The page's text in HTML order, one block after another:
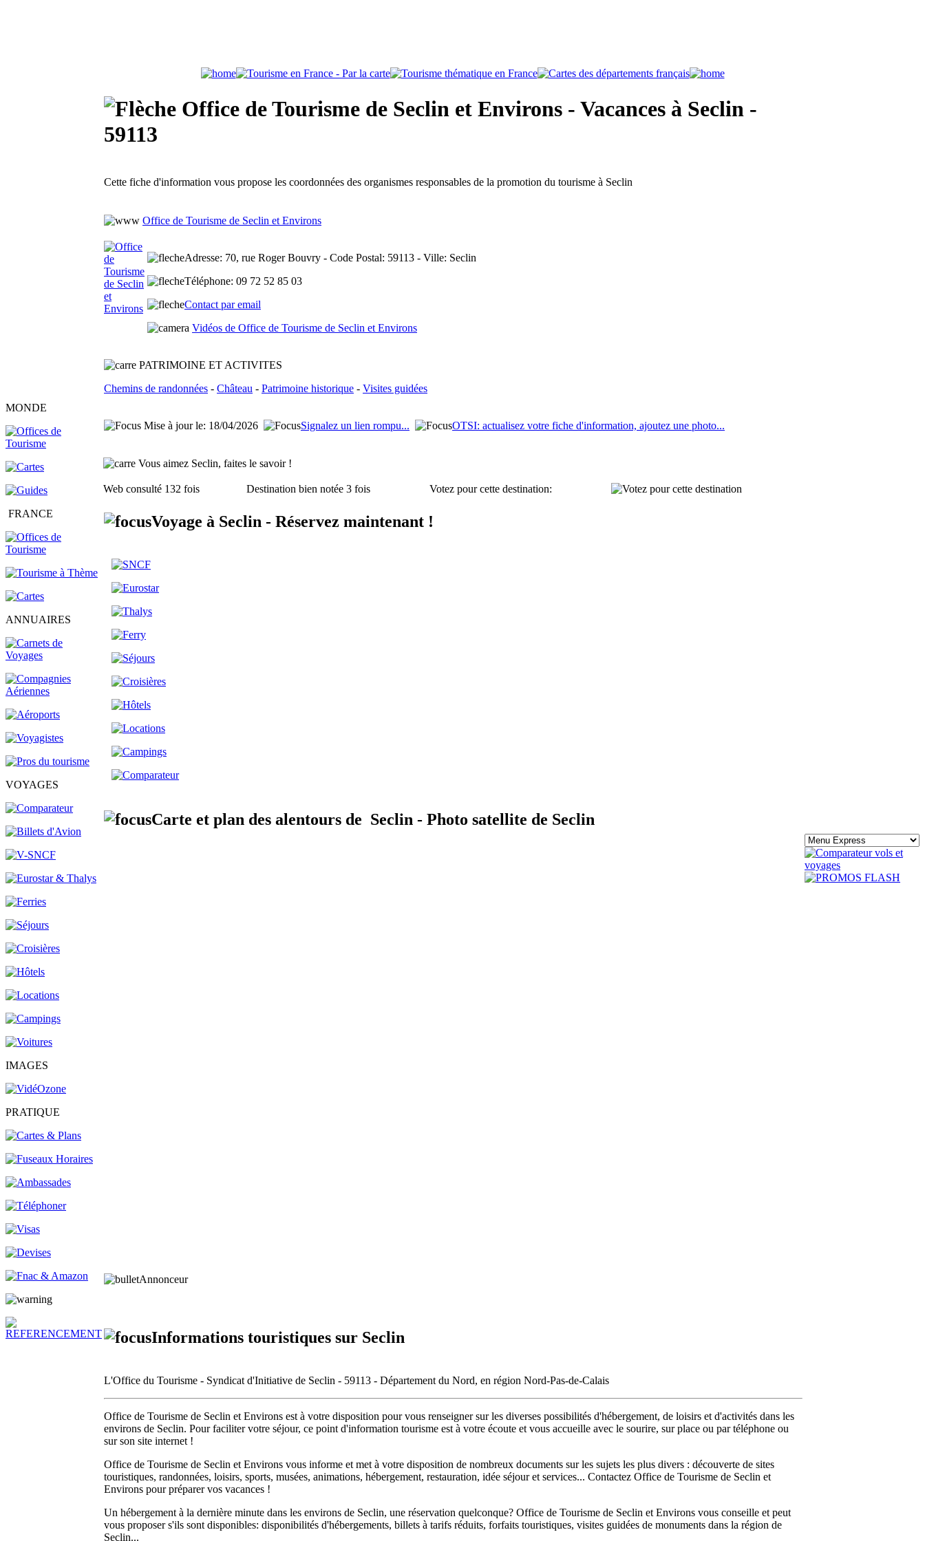
MONDE
FRANCE
ANNUAIRES
VOYAGES
IMAGES
PRATIQUE
Office de Tourisme de Seclin et Environs - Vacances à Seclin -
59113
Cette fiche d'information vous propose les coordonnées des organismes responsables de la promotion du tourisme à Seclin
Office de Tourisme de Seclin et Environs
Adresse: 70, rue Roger Bouvry - Code Postal: 59113 - Ville: Seclin
Téléphone: 09 72 52 85 03
Contact par email
Vidéos de Office de Tourisme de Seclin et Environs
PATRIMOINE ET ACTIVITES
Chemins de randonnées - Château - Patrimoine historique - Visites guidées
Mise à jour le: 18/04/2026 Signalez un lien rompu... OTSI: actualisez votre fiche d'information, ajoutez une photo...
Vous aimez Seclin, faites le savoir !
Web consulté 132 fois Destination bien notée 3 fois Votez pour cette destination:
Voyage à Seclin - Réservez maintenant !
Carte et plan des alentours de Seclin - Photo satellite de Seclin
Annonceur
Informations touristiques sur Seclin
L'Office du Tourisme - Syndicat d'Initiative de Seclin - 59113 - Département du Nord, en région Nord-Pas-de-Calais
Office de Tourisme de Seclin et Environs est à votre disposition pour vous renseigner sur les diverses possibilités d'hébergement, de loisirs et d'activités dans les
environs de Seclin. Pour faciliter votre séjour, ce point d'information tourisme est à votre écoute et vous accueille avec le sourire, sur place ou par téléphone ou
sur son site internet !
Office de Tourisme de Seclin et Environs vous informe et met à votre disposition de nombreux documents sur les sujets les plus divers : découverte de sites
touristiques, randonnées, loisirs, sports, musées, animations, hébergement, restauration, idée séjour et services... Contactez Office de Tourisme de Seclin et
Environs pour préparer vos vacances !
Un hébergement à la dernière minute dans les environs de Seclin, une réservation quelconque? Office de Tourisme de Seclin et Environs vous conseille et peut
vous proposer s'ils sont disponibles: disponibilités d'hébergements, billets à tarifs réduits, forfaits touristiques, visites guidées de monuments dans la région de
Seclin...